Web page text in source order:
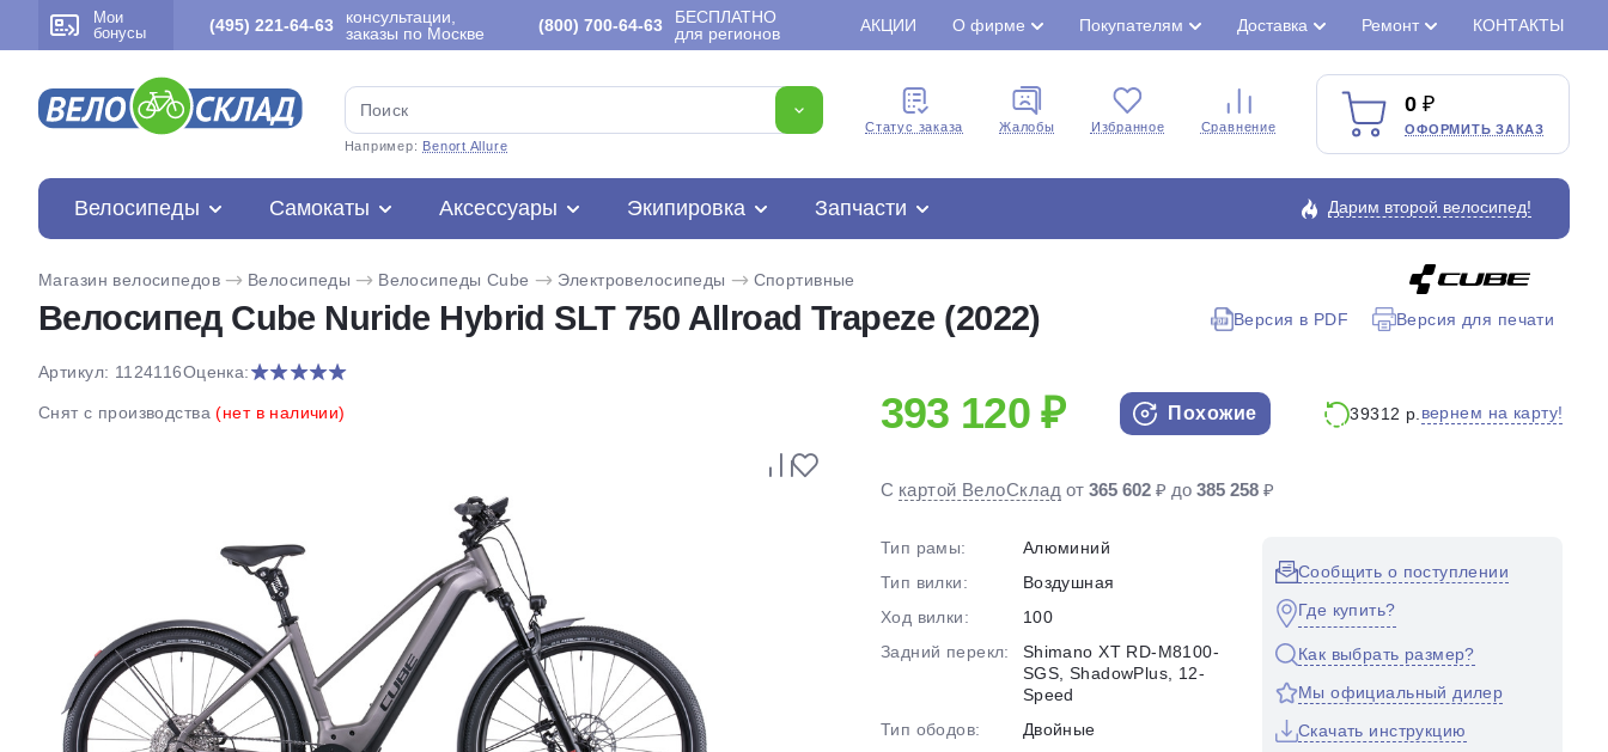
Мои
бонусы
(495) 221-64-63
консультации,
заказы по Москве
(800) 700-64-63
БЕСПЛАТНО
для регионов
АКЦИИ О фирме Покупателям Доставка Ремонт КОНТАКТЫ
Например: Benort Allure
Cтатус заказа Жалобы Избранное Сравнение
0
ОФОРМИТЬ ЗАКАЗ
Велосипеды Самокаты Аксессуары Экипировка Запчасти Дарим второй велосипед!
Магазин велосипедов Велосипеды Велосипеды Cube Электровелосипеды Спортивные
Велосипед Cube Nuride Hybrid SLT 750 Allroad Trapeze (2022) Версия в PDF Версия для печати
Артикул: 1124116Оценка:
Снят с производства(нет в наличии) 393 120 ₽ Похожие 39312 р. вернем на карту!
С картой ВелоСклад от365 602 ₽ до385 258 ₽
Тип рамы:
Алюминий
Тип вилки:
Воздушная
Ход вилки:
100
Задний перекл:
Shimano XT RD-M8100-
SGS, ShadowPlus, 12-
Speed
Тип ободов:
Двойные
Сообщить о поступлении
Где купить?
Как выбрать размер?
Мы официальный дилер
Скачать инструкцию
на части
без переплат
График платежей
Сегодня